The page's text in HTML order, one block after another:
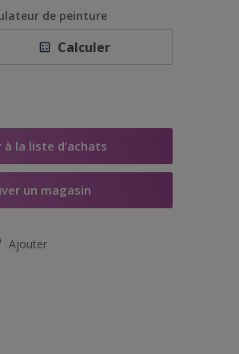
de peinture
Calculer
la liste d’achats
un magasin
Ajouter